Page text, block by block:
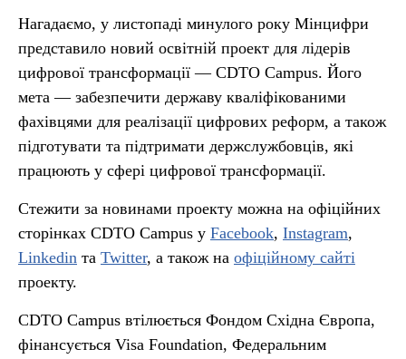
Нагадаємо, у листопаді минулого року Мінцифри
представило новий освітній проект для лідерів
цифрової трансформації — CDTO Campus. Його
мета — забезпечити державу кваліфікованими
фахівцями для реалізації цифрових реформ, а також
підготувати та підтримати держслужбовців, які
працюють у сфері цифрової трансформації.
Стежити за новинами проекту можна на офіційних
сторінках CDTO Campus у Facebook, Instagram,
Linkedin та Twitter, а також на офіційному сайті
проекту.
CDTO Campus втілюється Фондом Східна Європа,
фінансується Visa Foundation, Федеральним